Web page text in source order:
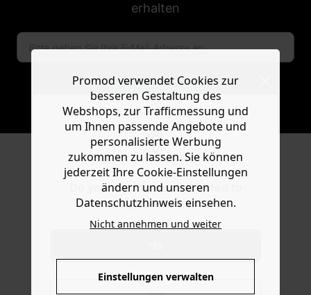
Do you want to be redirected to
www.promod.com ?
erhalten
ABONNIEREN
FOLGEN SIE UNS
FACEBOOK INSTAGRAM TIKTOK
Promod verwendet Cookies zur
besseren Gestaltung des
Webshops, zur Trafficmessung und
um Ihnen passende Angebote und
personalisierte Werbung
zukommen zu lassen. Sie können
jederzeit Ihre Cookie-Einstellungen
ändern und unseren
Datenschutzhinweis einsehen.
Nicht annehmen und weiter
Einstellungen verwalten